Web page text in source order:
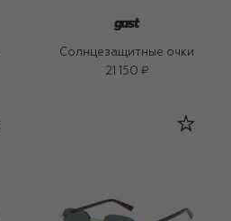
Солнцезащитные очки
21 150 ₽